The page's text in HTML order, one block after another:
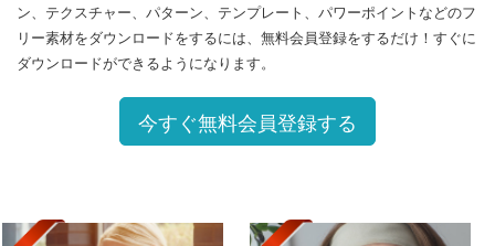
ン、テクスチャー、パターン、テンプレート、パワーポイントなどのフ
リー素材をダウンロードをするには、無料会員登録をするだけ！すぐに
ダウンロードができるようになります。
今すぐ無料会員登録する